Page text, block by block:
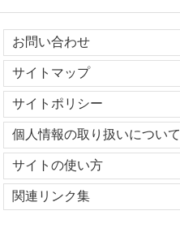
お問い合わせ
サイトマップ
サイトポリシー
個人情報の取り扱いについて
サイトの使い方
関連リンク集